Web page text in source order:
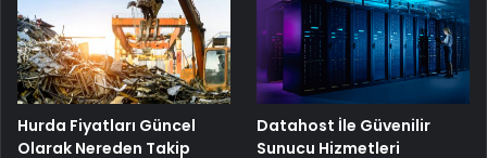
Hurda Fiyatları Güncel
Olarak Nereden Takip
Datahost İle Güvenilir
Sunucu Hizmetleri